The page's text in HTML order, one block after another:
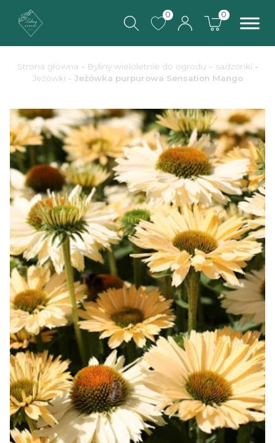
0 0
Strona główna - Byliny wieloletnie do ogrodu – sadzonki -
Jeżówki - Jeżówka purpurowa Sensation Mango